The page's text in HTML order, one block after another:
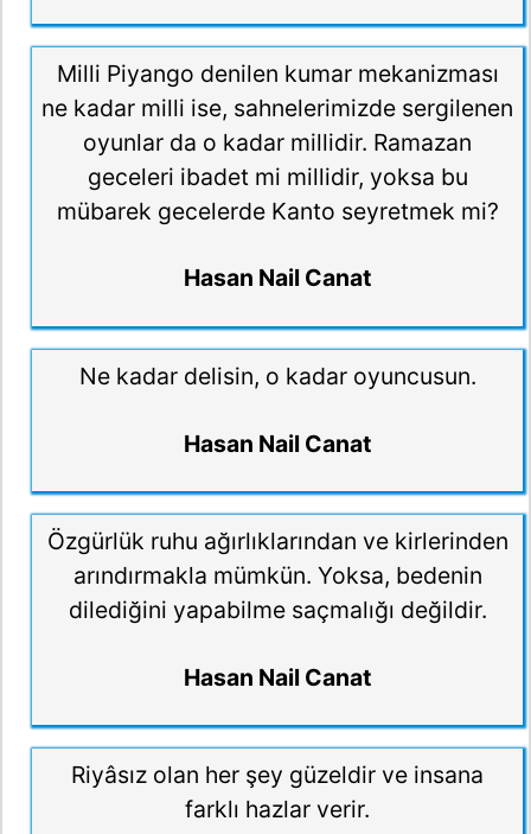
Milli Piyango denilen kumar mekanizması
ne kadar milli ise, sahnelerimizde sergilenen
oyunlar da o kadar millidir. Ramazan
geceleri ibadet mi millidir, yoksa bu
mübarek gecelerde Kanto seyretmek mi?
Hasan Nail Canat
Ne kadar delisin, o kadar oyuncusun.
Hasan Nail Canat
Özgürlük ruhu ağırlıklarından ve kirlerinden
arındırmakla mümkün. Yoksa, bedenin
dilediğini yapabilme saçmalığı değildir.
Hasan Nail Canat
Riyâsız olan her şey güzeldir ve insana
farklı hazlar verir.